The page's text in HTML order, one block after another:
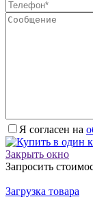
Я согласен на
Закрыть окно
Запросить
Загрузка товара